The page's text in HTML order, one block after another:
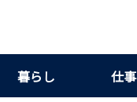
暮らし 仕事